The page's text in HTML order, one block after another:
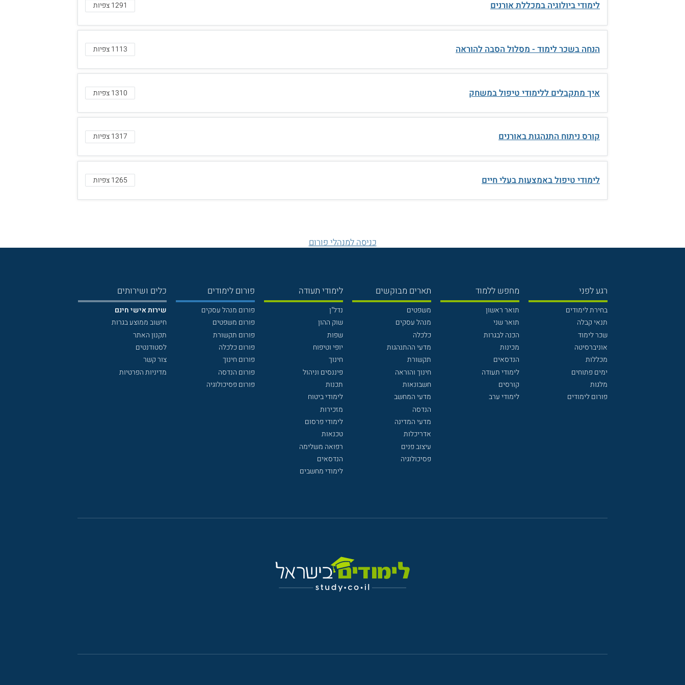
לימודי ביולוגיה במכללת אורנים 1291 צפיות
הנחה בשכר לימוד - מסלול הסבה להוראה 1113 צפיות
איך מתקבלים ללימודי טיפול במשחק 1310 צפיות
קורס ניתוח התנהגות באורנים 1317 צפיות
לימודי טיפול באמצעות בעלי חיים 1265 צפיות
כניסה למנהלי פורום
רגע לפני
בחירת לימודים
תנאי קבלה
שכר לימוד
אוניברסיטה
מכללות
ימים פתוחים
מלגות
פורום לימודים
מחפש ללמוד
תואר ראשון
תואר שני
הכנה לבגרות
מכינות
הנדסאים
לימודי תעודה
קורסים
לימודי ערב
תארים מבוקשים
משפטים
מנהל עסקים
כלכלה
מדעי ההתנהגות
תקשורת
חינוך והוראה
חשבונאות
מדעי המחשב
הנדסה
מדעי המדינה
אדריכלות
עיצוב פנים
פסיכולוגיה
לימודי תעודה
נדל"ן
שוק ההון
שפות
יופי וטיפוח
חינוך
פיננסים וניהול
תכנות
לימודי ביטוח
מזכירות
לימודי פרסום
טכנאות
רפואה משלימה
הנדסאים
לימודי מחשבים
פורום לימודים
פורום מנהל עסקים
פורום משפטים
פורום תקשורת
פורום כלכלה
פורום חינוך
פורום הנדסה
פורום פסיכולוגיה
כלים ושירותים
שירות אישי חינם
חישוב ממוצע בגרות
תקנון האתר
לסטודנטים
צור קשר
מדיניות הפרטיות